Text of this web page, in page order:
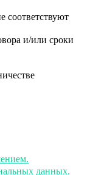
соответствуют
и/или сроки
данных.